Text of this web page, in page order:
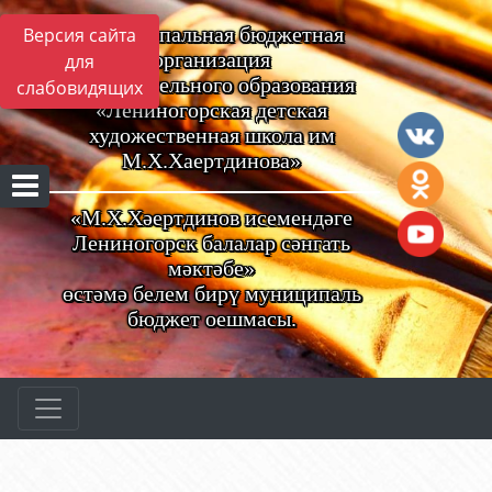
Версия сайта
для
слабовидящих
Муниципальная бюджетная
организация
дополнительного образования
«Лениногорская детская
художественная школа им
М.Х.Хаертдинова»
«М.Х.Хәертдинов исемендәге
Лениногорск балалар сәнгать
мәктәбе»
өстәмә белем бирү муниципаль
бюджет оешмасы.